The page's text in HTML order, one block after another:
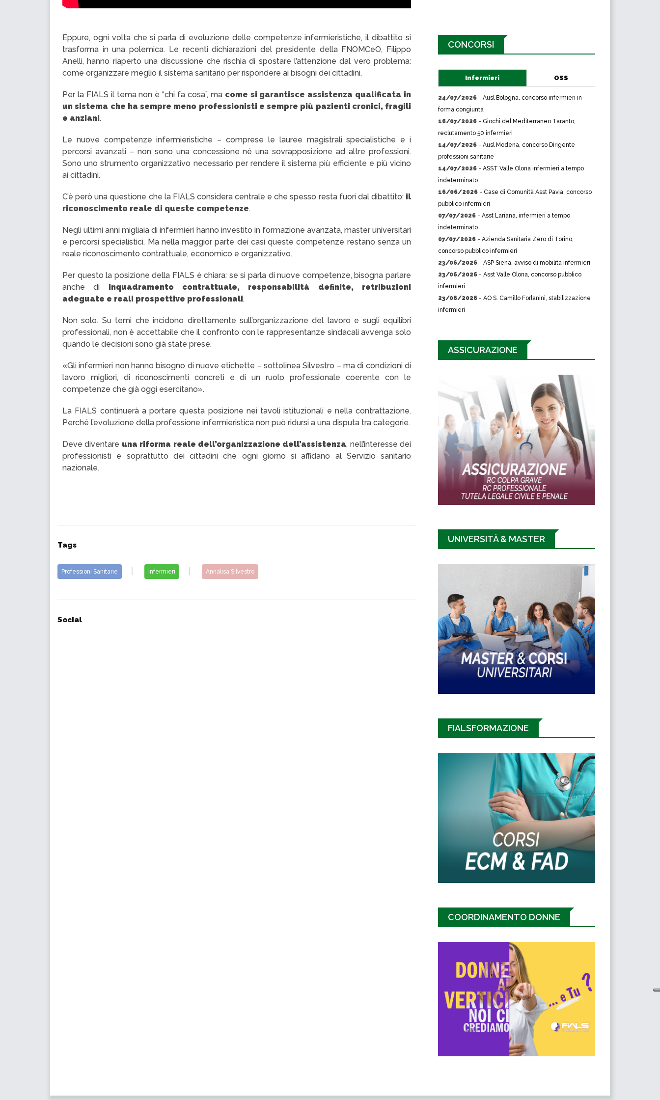
Eppure, ogni volta che si parla di evoluzione delle competenze infermieristiche, il dibattito si
trasforma in una polemica. Le recenti dichiarazioni del presidente della FNOMCeO, Filippo
Anelli, hanno riaperto una discussione che rischia di spostare l’attenzione dal vero problema:
come organizzare meglio il sistema sanitario per rispondere ai bisogni dei cittadini.
Per la FIALS il tema non è “chi fa cosa”, ma come si garantisce assistenza qualificata in
un sistema che ha sempre meno professionisti e sempre più pazienti cronici, fragili
e anziani.
Le nuove competenze infermieristiche – comprese le lauree magistrali specialistiche e i
percorsi avanzati – non sono una concessione né una sovrapposizione ad altre professioni.
Sono uno strumento organizzativo necessario per rendere il sistema più efficiente e più vicino
ai cittadini.
C’è però una questione che la FIALS considera centrale e che spesso resta fuori dal dibattito: il
riconoscimento reale di queste competenze.
Negli ultimi anni migliaia di infermieri hanno investito in formazione avanzata, master universitari
e percorsi specialistici. Ma nella maggior parte dei casi queste competenze restano senza un
reale riconoscimento contrattuale, economico e organizzativo.
Per questo la posizione della FIALS è chiara: se si parla di nuove competenze, bisogna parlare
anche di inquadramento contrattuale, responsabilità definite, retribuzioni
adeguate e reali prospettive professionali.
Non solo. Su temi che incidono direttamente sull’organizzazione del lavoro e sugli equilibri
professionali, non è accettabile che il confronto con le rappresentanze sindacali avvenga solo
quando le decisioni sono già state prese.
«Gli infermieri non hanno bisogno di nuove etichette – sottolinea Silvestro – ma di condizioni di
lavoro migliori, di riconoscimenti concreti e di un ruolo professionale coerente con le
competenze che già oggi esercitano».
La FIALS continuerà a portare questa posizione nei tavoli istituzionali e nella contrattazione.
Perché l’evoluzione della professione infermieristica non può ridursi a una disputa tra categorie.
Deve diventare una riforma reale dell’organizzazione dell’assistenza, nell’interesse dei
professionisti e soprattutto dei cittadini che ogni giorno si affidano al Servizio sanitario
nazionale.
Tags
Professioni Sanitarie Infermieri Annalisa Silvestro
Social
CONCORSI
Infermieri OSS
24/07/2026 - Ausl Bologna, concorso infermieri in
forma congiunta
16/07/2026 - Giochi del Mediterraneo Taranto,
reclutamento 50 infermieri
14/07/2026 - Ausl Modena, concorso Dirigente
professioni sanitarie
14/07/2026 - ASST Valle Olona infermieri a tempo
indeterminato
16/06/2026 - Case di Comunità Asst Pavia, concorso
pubblico infermieri
07/07/2026 - Asst Lariana, infermieri a tempo
indeterminato
07/07/2026 - Azienda Sanitaria Zero di Torino,
concorso pubblico infermieri
23/06/2026 - ASP Siena, avviso di mobilità infermieri
23/06/2026 - Asst Valle Olona, concorso pubblico
infermieri
23/06/2026 - AO S. Camillo Forlanini, stabilizzazione
infermieri
ASSICURAZIONE
UNIVERSITÀ & MASTER
FIALSFORMAZIONE
COORDINAMENTO DONNE